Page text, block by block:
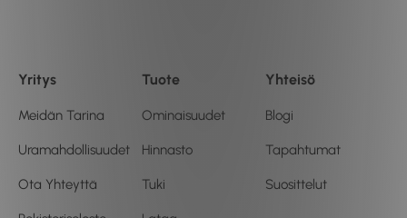
Yritys
Meidän Tarina
Uramahdollisuudet
Ota Yhteyttä
Tuote
Ominaisuudet
Hinnasto
Tuki
Yhteisö
Blogi
Tapahtumat
Suosittelut